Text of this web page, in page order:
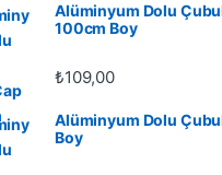
Alüminyum Dolu
100cm Boy
₺109,00
Alüminyum Dolu
Boy